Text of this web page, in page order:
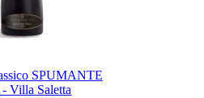
SPUMANTE
- Villa Saletta